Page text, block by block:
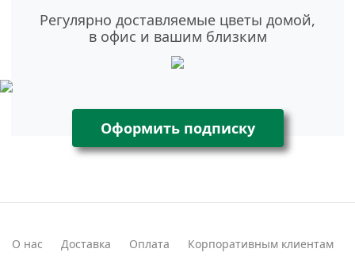
Регулярно доставляемые цветы домой,
в офис и вашим близким
Оформить подписку
О нас Доставка Оплата
Корпоративным клиентам